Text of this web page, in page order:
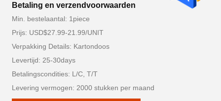
Betaling en verzendvoorwaarden
Min. bestelaantal: 1piece
Prijs: USD$27.99-21.99/UNIT
Verpakking Details: Kartondoos
Levertijd: 25-30days
Betalingscondities: L/C, T/T
Levering vermogen: 2000 stukken per maand